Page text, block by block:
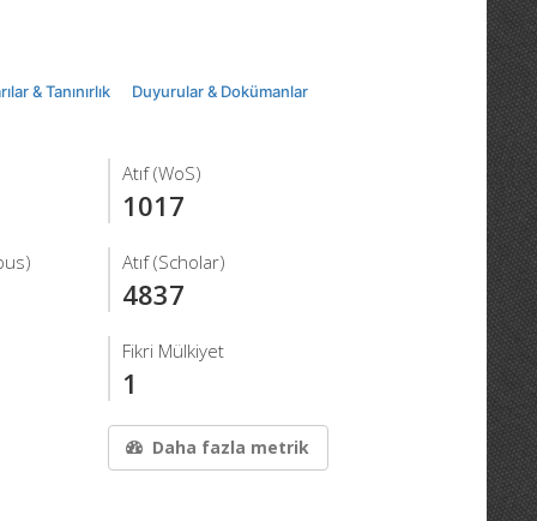
& Tanınırlık Duyurular & Dokümanlar
Atıf (WoS)
1017
Atıf (Scholar)
4837
Fikri Mülkiyet
1
Daha fazla metrik